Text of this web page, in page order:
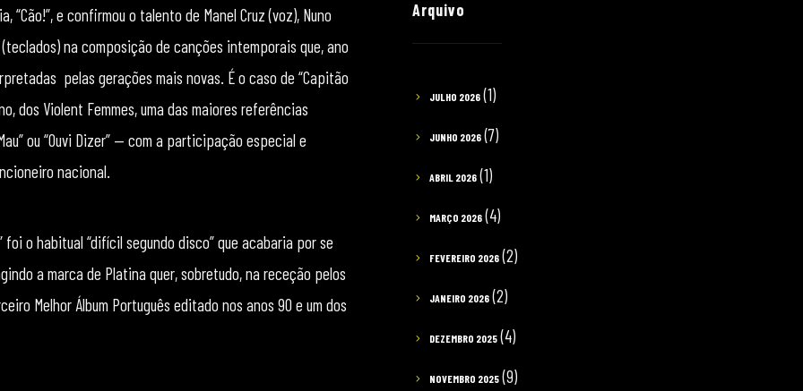
e confirmou o talento de Manel Cruz (voz), Nuno
na composição de canções intemporais que, ano
pelas gerações mais novas. É o caso de “Capitão
dos Violent Femmes, uma das maiores referências
ou “Ouvi Dizer” — com a participação especial e
nacional.
foi o habitual “difícil segundo disco” que acabaria por se
a marca de Platina quer, sobretudo, na receção pelos
Melhor Álbum Português editado nos anos 90 e um dos
Arquivo
JULHO 2026 (1)
JUNHO 2026 (7)
ABRIL 2026 (1)
MARÇO 2026 (4)
FEVEREIRO 2026 (2)
JANEIRO 2026 (2)
DEZEMBRO 2025 (4)
NOVEMBRO 2025 (9)